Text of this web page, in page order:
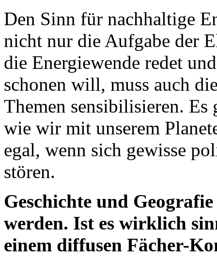
Den Sinn für nachhaltige
nicht nur die Aufgabe der
die Energiewende redet
schonen will, muss auch
Themen sensibilisieren.
wie wir mit unserem
egal, wenn sich gewisse
stören.
Geschichte und
werden. Ist es wirklich
einem diffusen Fächer-